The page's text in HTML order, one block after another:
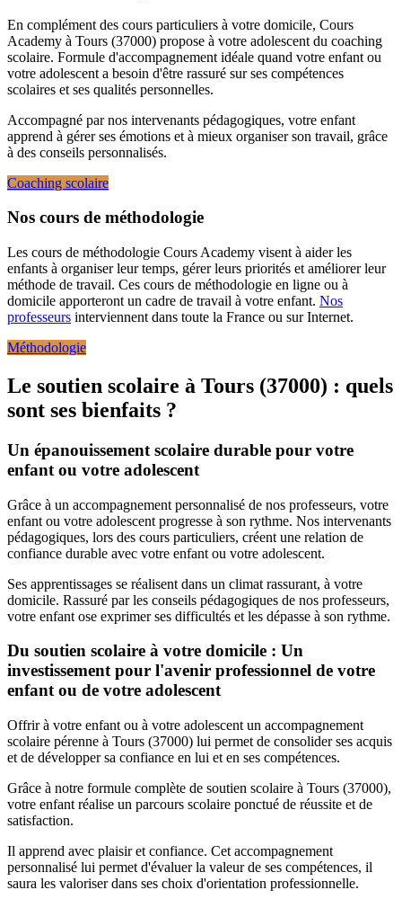
En complément des cours particuliers à votre domicile, Cours
Academy à Tours (37000) propose à votre adolescent du coaching
scolaire. Formule d'accompagnement idéale quand votre enfant ou
votre adolescent a besoin d'être rassuré sur ses compétences
scolaires et ses qualités personnelles.
Accompagné par nos intervenants pédagogiques, votre enfant
apprend à gérer ses émotions et à mieux organiser son travail, grâce
à des conseils personnalisés.
Coaching scolaire
Nos cours de méthodologie
Les cours de méthodologie Cours Academy visent à aider les
enfants à organiser leur temps, gérer leurs priorités et améliorer leur
méthode de travail. Ces cours de méthodologie en ligne ou à
domicile apporteront un cadre de travail à votre enfant. Nos
professeurs interviennent dans toute la France ou sur Internet.
Méthodologie
Le soutien scolaire à Tours (37000) : quels
sont ses bienfaits ?
Un épanouissement scolaire durable pour votre
enfant ou votre adolescent
Grâce à un accompagnement personnalisé de nos professeurs, votre
enfant ou votre adolescent progresse à son rythme. Nos intervenants
pédagogiques, lors des cours particuliers, créent une relation de
confiance durable avec votre enfant ou votre adolescent.
Ses apprentissages se réalisent dans un climat rassurant, à votre
domicile. Rassuré par les conseils pédagogiques de nos professeurs,
votre enfant ose exprimer ses difficultés et les dépasse à son rythme.
Du soutien scolaire à votre domicile : Un
investissement pour l'avenir professionnel de votre
enfant ou de votre adolescent
Offrir à votre enfant ou à votre adolescent un accompagnement
scolaire pérenne à Tours (37000) lui permet de consolider ses acquis
et de développer sa confiance en lui et en ses compétences.
Grâce à notre formule complète de soutien scolaire à Tours (37000),
votre enfant réalise un parcours scolaire ponctué de réussite et de
satisfaction.
Il apprend avec plaisir et confiance. Cet accompagnement
personnalisé lui permet d'évaluer la valeur de ses compétences, il
saura les valoriser dans ses choix d'orientation professionnelle.